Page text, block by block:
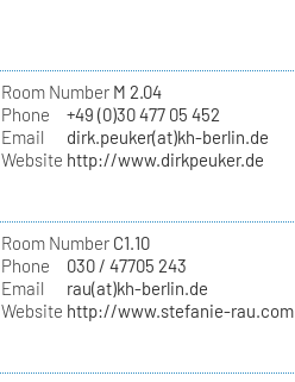
Room NumberM 2.04
Phone
+49 (0)30 477 05 452
Email
dirk.peuker(at)kh-berlin.de
Website http://www.dirkpeuker.de
Room NumberC1.10
Phone
030 / 47705 243
Email
rau(at)kh-berlin.de
Website http://www.stefanie-rau.com